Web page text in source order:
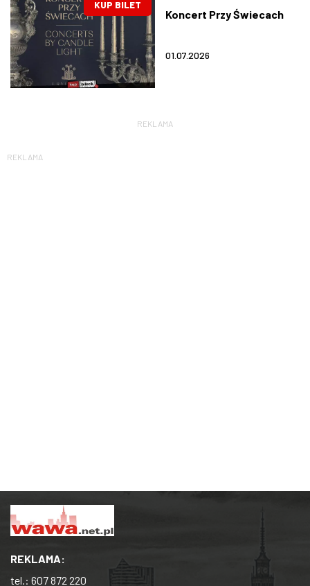
KUP BILET
Koncert Przy Świecach
01.07.2026
REKLAMA
REKLAMA
REKLAMA:
tel.: 607 872 220